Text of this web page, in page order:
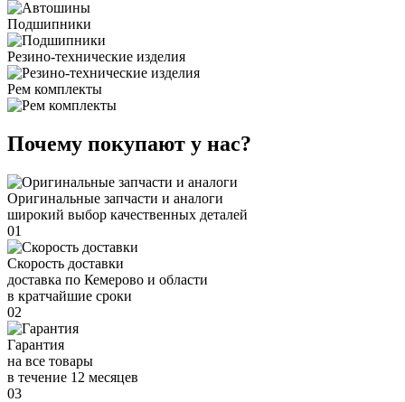
Подшипники
Резино-технические изделия
Рем комплекты
Почему покупают у нас?
Оригинальные запчасти и аналоги
широкий выбор качественных деталей
01
Скорость доставки
доставка по Кемерово и области
в кратчайшие сроки
02
Гарантия
на все товары
в течение 12 месяцев
03